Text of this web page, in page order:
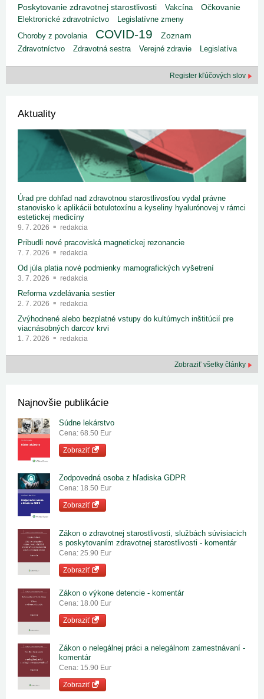
Poskytovanie zdravotnej starostlivosti
Vakcína
Očkovanie
Elektronické zdravotníctvo
Legislatívne zmeny
Choroby z povolania
COVID-19
Zoznam
Zdravotníctvo
Zdravotná sestra Verejné zdravie Legislatíva
Register kľúčových slov
Aktuality
Úrad pre dohľad nad zdravotnou starostlivosťou vydal právne
stanovisko k aplikácii botulotoxínu a kyseliny hyalurónovej v rámci
estetickej medicíny
9. 7. 2026 redakcia
Pribudli nové pracoviská magnetickej rezonancie
7. 7. 2026 redakcia
Od júla platia nové podmienky mamografických vyšetrení
3. 7. 2026 redakcia
Reforma vzdelávania sestier
2. 7. 2026 redakcia
Zvýhodnené alebo bezplatné vstupy do kultúrnych inštitúcií pre
viacnásobných darcov krvi
1. 7. 2026 redakcia
Zobraziť všetky články
Najnovšie publikácie
Súdne lekárstvo
Cena: 68.50 Eur
Zobraziť
Zodpovedná osoba z hľadiska GDPR
Cena: 18.50 Eur
Zobraziť
Zákon o zdravotnej starostlivosti, službách súvisiacich
s poskytovaním zdravotnej starostlivosti - komentár
Cena: 25.90 Eur
Zobraziť
Zákon o výkone detencie - komentár
Cena: 18.00 Eur
Zobraziť
Zákon o nelegálnej práci a nelegálnom zamestnávaní -
komentár
Cena: 15.90 Eur
Zobraziť